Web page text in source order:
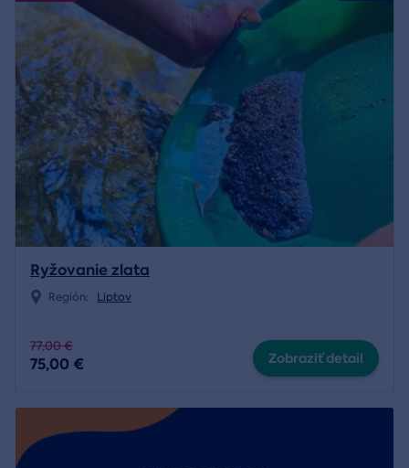
Ryžovanie zlata
Región: Liptov
77,00 €
75,00 € Zobraziť detail